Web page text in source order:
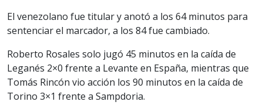
El venezolano fue titular y anotó a los 64 minutos para
sentenciar el marcador, a los 84 fue cambiado.
Roberto Rosales solo jugó 45 minutos en la caída de
Leganés 2×0 frente a Levante en España, mientras que
Tomás Rincón vio acción los 90 minutos en la caída de
Torino 3×1 frente a Sampdoria.